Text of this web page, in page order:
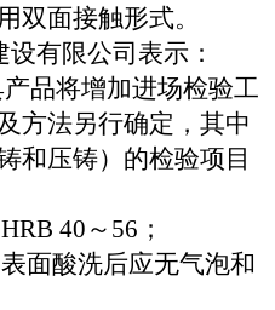
双面接触形式。
有限公司表示：
品将增加进场检验工
方法另行确定，其中
和压铸）的检验项目
HRB 40 ～ 56 ；
面酸洗后应无气泡和